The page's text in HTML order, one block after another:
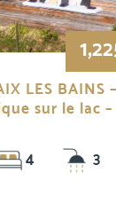
LES
sur le lac
4 3